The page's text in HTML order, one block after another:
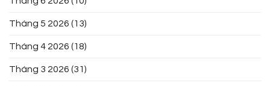
Tháng 5 2026 (13)
Tháng 4 2026 (18)
Tháng 3 2026 (31)